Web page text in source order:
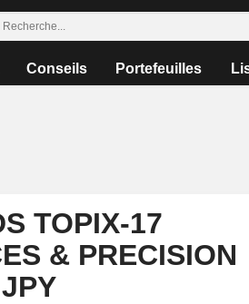
Conseils Portefeuilles
TOPIX-17
& PRECISION